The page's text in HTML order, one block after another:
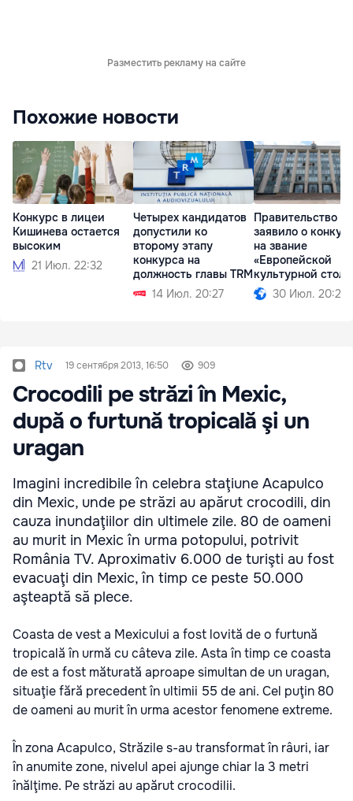
Разместить рекламу на сайте
Похожие новости
Конкурс в лицеи
Кишинева остается
высоким
21 Июл. 22:32
Четырех кандидатов
допустили ко
второму этапу
конкурса на
должность главы TRM
14 Июл. 20:27
Правительство
заявило о
на звание
«Европейской
культурной
2033 года
30 Июл. 20:27
Rtv 19 сентября 2013, 16:50 909
Crocodili pe străzi în Mexic,
după o furtună tropicală şi un
uragan
Imagini incredibile în celebra staţiune Acapulco
din Mexic, unde pe străzi au apărut crocodili, din
cauza inundaţiilor din ultimele zile. 80 de oameni
au murit in Mexic în urma potopului, potrivit
România TV. Aproximativ 6.000 de turişti au fost
evacuaţi din Mexic, în timp ce peste 50.000
aşteaptă să plece.
Coasta de vest a Mexicului a fost lovită de o furtună
tropicală în urmă cu câteva zile. Asta în timp ce coasta
de est a fost măturată aproape simultan de un uragan,
situaţie fără precedent în ultimii 55 de ani. Cel puţin 80
de oameni au murit în urma acestor fenomene extreme.
În zona Acapulco, Străzile s-au transformat în râuri, iar
în anumite zone, nivelul apei ajunge chiar la 3 metri
înălţime. Pe străzi au apărut crocodilii.